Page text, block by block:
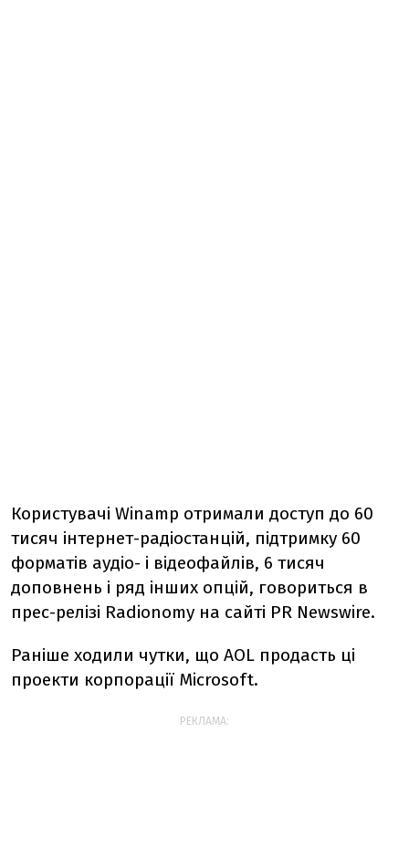
Користувачі Winamp отримали доступ до 60
тисяч інтернет-радіостанцій, підтримку 60
форматів аудіо- і відеофайлів, 6 тисяч
доповнень і ряд інших опцій, говориться в
прес-релізі Radionomy на сайті PR Newswire.
Раніше ходили чутки, що AOL продасть ці
проекти корпорації Microsoft.
РЕКЛАМА: